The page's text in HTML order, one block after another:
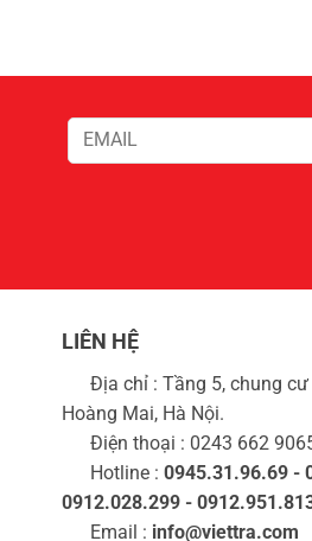
LIÊN HỆ
Địa chỉ : Tầng 5, chung
Hoàng Mai, Hà Nội.
Điện thoại : 0243 662
Hotline : 0945.31.96.69 -
0912.028.299 -
Email : info@viettra.com